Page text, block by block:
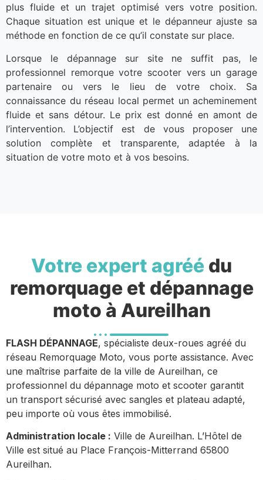
plus fluide et un trajet optimisé vers votre position.
Chaque situation est unique et le dépanneur ajuste sa
méthode en fonction de ce qu’il constate sur place.
Lorsque le dépannage sur site ne suffit pas, le
professionnel remorque votre scooter vers un garage
partenaire ou vers le lieu de votre choix. Sa
connaissance du réseau local permet un acheminement
fluide et sans détour. Le prix est donné en amont de
l’intervention. L’objectif est de vous proposer une
solution complète et transparente, adaptée à la
situation de votre moto et à vos besoins.
Votre expert agréé du
remorquage et dépannage
moto à Aureilhan
FLASH DÉPANNAGE, spécialiste deux-roues agréé du
réseau Remorquage Moto, vous porte assistance. Avec
une maîtrise parfaite de la ville de Aureilhan, ce
professionnel du dépannage moto et scooter garantit
un transport sécurisé avec sangles et plateau adapté,
peu importe où vous êtes immobilisé.
Administration locale : Ville de Aureilhan. L’Hôtel de
Ville est situé au Place François-Mitterrand 65800
Aureilhan.